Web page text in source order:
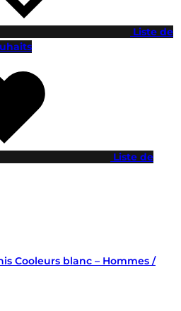
Liste de
Liste de
Cooleurs blanc – Hommes /